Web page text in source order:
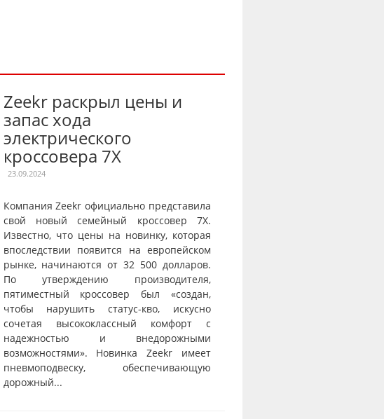
Zeekr раскрыл цены и
запас хода
электрического
кроссовера 7X
23.09.2024
Компания Zeekr официально представила
свой новый семейный кроссовер 7X.
Известно, что цены на новинку, которая
впоследствии появится на европейском
рынке, начинаются от 32 500 долларов.
По утверждению производителя,
пятиместный кроссовер был «создан,
чтобы нарушить статус-кво, искусно
сочетая высококлассный комфорт с
надежностью и внедорожными
возможностями». Новинка Zeekr имеет
пневмоподвеску, обеспечивающую
дорожный...